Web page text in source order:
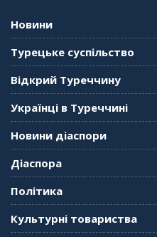
Новини
Турецьке суспільство
Відкрий Туреччину
Українці в Туреччині
Новини діаспори
Діаспора
Політика
Культурні товариства